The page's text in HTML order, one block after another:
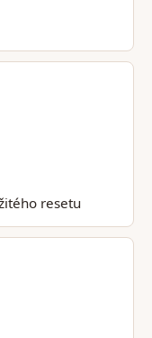
resetu